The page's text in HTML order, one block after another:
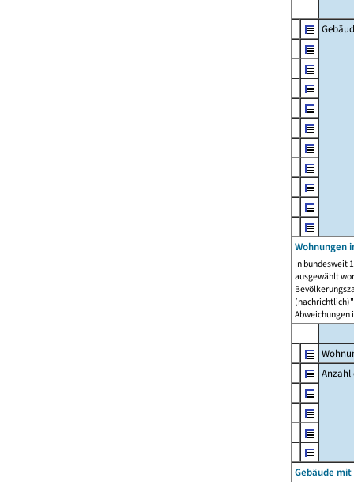
Wohnungen
In bundesweit
ausgewählt
Abweichungen
Anzahl
Gebäude